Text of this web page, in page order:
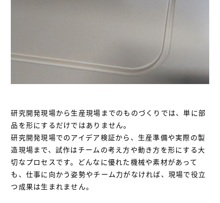
研究開発現場から生産現場までのものづくりでは、単に部
品を形にするだけではありません。
研究開発現場でのアイデア検証から、生産準備や実際の製
造現場まで、試作はチームの考え方や動き方を形にする大
切なプロセスです。どんなに優れた機械や素材があって
も、仕事に向かう姿勢やチーム力がなければ、現場で役立
つ成果は生まれません。